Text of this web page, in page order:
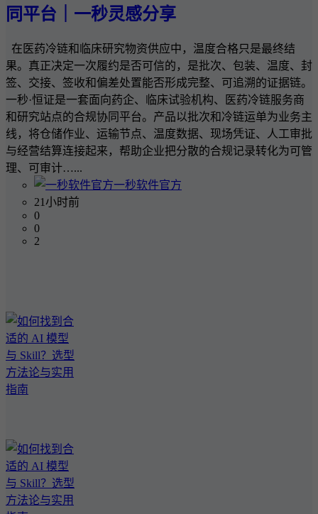
同平台｜一秒灵感分享
在医药冷链和临床研究物资供应中，温度合格只是最终结
果。真正决定一次履约是否可信的，是批次、包装、温度、封
签、交接、签收和偏差处置能否形成完整、可追溯的证据链。
一秒·恒证是一套面向药企、临床试验机构、医药冷链服务商
和研究站点的合规协同平台。产品以批次和冷链运单为业务主
线，将仓储作业、运输节点、温度数据、现场凭证、人工审批
与经营结算连接起来，帮助企业把分散的合规记录转化为可管
理、可审计…...
一秒软件官方
21小时前
0
0
2